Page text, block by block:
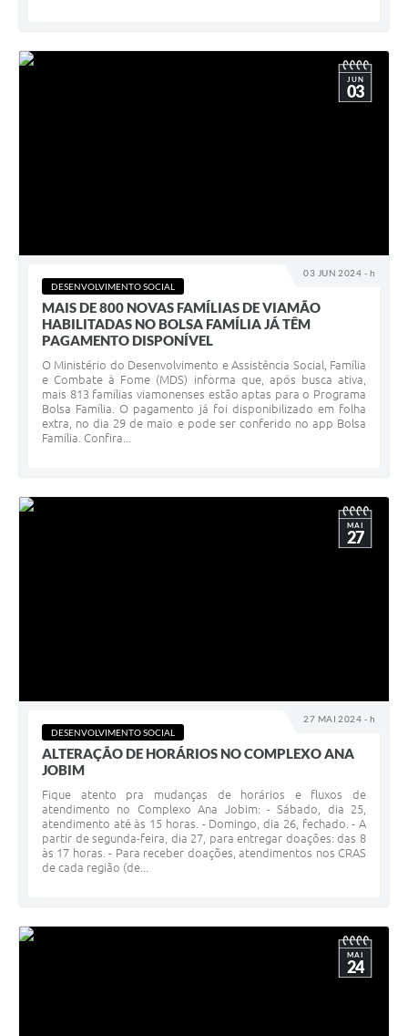
03 JUN 2024 - h
JUN
03
DESENVOLVIMENTO SOCIAL
MAIS DE 800 NOVAS FAMÍLIAS DE VIAMÃO
HABILITADAS NO BOLSA FAMÍLIA JÁ TÊM
PAGAMENTO DISPONÍVEL
O Ministério do Desenvolvimento e Assistência Social, Família
e Combate à Fome (MDS) informa que, após busca ativa,
mais 813 famílias viamonenses estão aptas para o Programa
Bolsa Família. O pagamento já foi disponibilizado em folha
extra, no dia 29 de maio e pode ser conferido no app Bolsa
Família. Confira...
27 MAI 2024 - h
MAI
27
DESENVOLVIMENTO SOCIAL
ALTERAÇÃO DE HORÁRIOS NO COMPLEXO ANA
JOBIM
Fique atento pra mudanças de horários e fluxos de
atendimento no Complexo Ana Jobim: - Sábado, dia 25,
atendimento até às 15 horas. - Domingo, dia 26, fechado. - A
partir de segunda-feira, dia 27, para entregar doações: das 8
às 17 horas. - Para receber doações, atendimentos nos CRAS
de cada região (de...
MAI
24